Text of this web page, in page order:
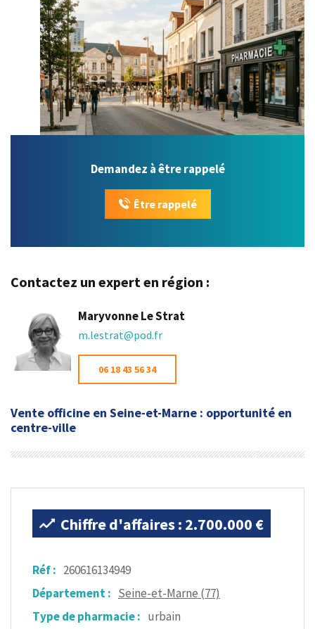
Demandez à être rappelé
Être rappelé
Contactez un expert en région :
Maryvonne Le Strat
m.lestrat@pod.fr
06 18 43 56 34
Vente officine en Seine-et-Marne : opportunité en
centre-ville
Chiffre d'affaires : 2.700.000 €
Réf : 260616134949
Département : Seine-et-Marne (77)
Type de pharmacie : urbain